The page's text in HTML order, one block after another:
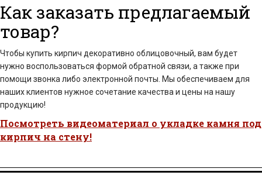
Как заказать предлагаемый
товар?
Чтобы купить кирпич декоративно облицовочный, вам будет
нужно воспользоваться формой обратной связи, а также при
помощи звонка либо электронной почты. Мы обеспечиваем для
наших клиентов нужное сочетание качества и цены на нашу
продукцию!
Посмотреть видеоматериал о укладке камня под
кирпич на стену!